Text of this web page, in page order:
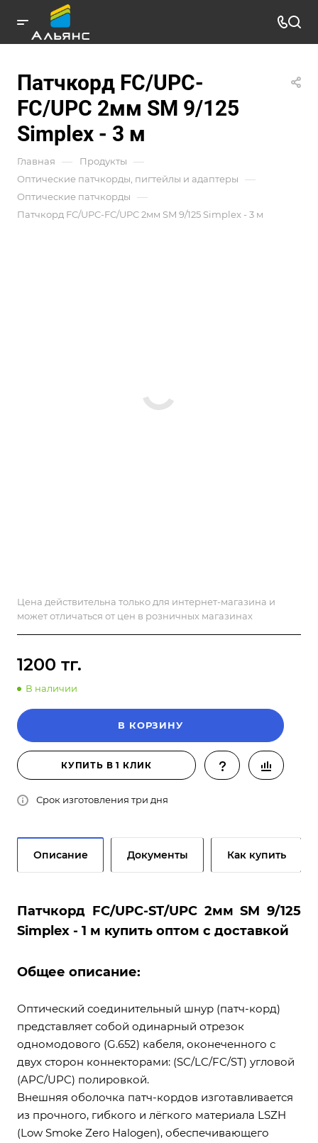
Патчкорд FC/UPC-
FC/UPC 2мм SM 9/125
Simplex - 3 м
Главная — Продукты —
Оптические патчкорды, пигтейлы и адаптеры —
Оптические патчкорды —
Патчкорд FC/UPC-FC/UPC 2мм SM 9/125 Simplex - 3 м
Цена действительна только для интернет-магазина и
может отличаться от цен в розничных магазинах
1200 тг.
В наличии
В КОРЗИНУ
КУПИТЬ В 1 КЛИК
Срок изготовления три дня
Описание Документы Как купить
Патчкорд FC/UPC-ST/UPC 2мм SM 9/125
Simplex - 1 м купить оптом с доставкой
Общее описание:
Оптический соединительный шнур (патч-корд)
представляет собой одинарный отрезок
одномодового (G.652) кабеля, оконеченного с
двух сторон коннекторами: (SC/LC/FC/ST) угловой
(APC/UPC) полировкой.
Внешняя оболочка патч-кордов изготавливается
из прочного, гибкого и лёгкого материала LSZH
(Low Smoke Zero Halogen), обеспечивающего